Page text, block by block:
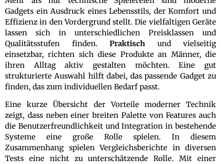
Gadgets ein Ausdruck eines Lebensstils, der Komfort und
Effizienz in den Vordergrund stellt. Die vielfaltigen Geräte
lassen sich in unterschiedlichen Preisklassen und
Qualitätsstufen finden. Praktisch und vielseitig
einsetzbar, richten sich diese Produkte an Männer, die
ihren Alltag aktiv gestalten möchten. Eine gut
strukturierte Auswahl hilft dabei, das passende Gadget zu
finden, das zum individuellen Bedarf passt.
Eine kurze Übersicht der Vorteile moderner Technik
zeigt, dass neben einer breiten Palette von Features auch
die Benutzerfreundlichkeit und Integration in bestehende
Systeme eine große Rolle spielen. In diesem
Zusammenhang spielen Vergleichsberichte in diversen
Tests eine nicht zu unterschätzende Rolle. Mit einer